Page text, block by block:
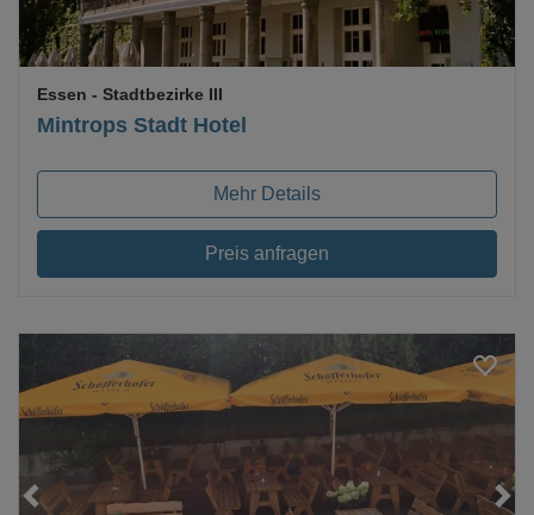
Mintrops Stadt Hotel
Essen - Stadtbezirke III
Mehr Details
Preis anfragen